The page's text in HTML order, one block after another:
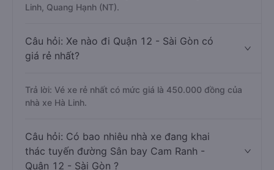
Linh, Quang Hạnh (NT).
Câu hỏi: Xe nào đi Quận 12 - Sài Gòn có
giá rẻ nhất?
Trả lời: Vé xe rẻ nhất có mức giá là 450.000 đồng của
nhà xe Hà Linh.
Câu hỏi: Có bao nhiêu nhà xe đang khai
thác tuyến đường Sân bay Cam Ranh -
Quận 12 - Sài Gòn ?